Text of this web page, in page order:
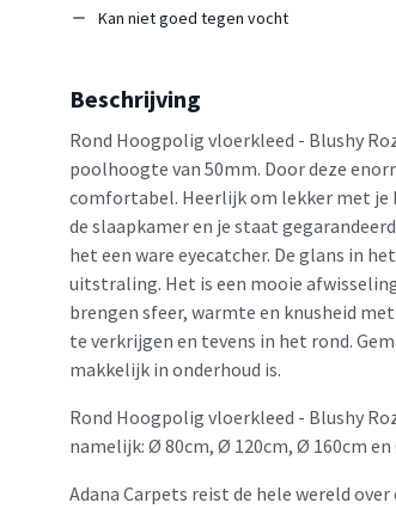
Kan niet goed tegen vocht
Beschrijving
Rond Hoogpolig vloerkleed - Blushy
poolhoogte van 50mm. Door deze
comfortabel. Heerlijk om lekker met je
de slaapkamer en je staat
het een ware eyecatcher. De glans in
uitstraling. Het is een mooie
brengen sfeer, warmte en knusheid
te verkrijgen en tevens in het rond.
makkelijk in onderhoud is.
Rond Hoogpolig vloerkleed - Blushy
namelijk: Ø 80cm, Ø 120cm, Ø 160cm en
Adana Carpets reist de hele wereld